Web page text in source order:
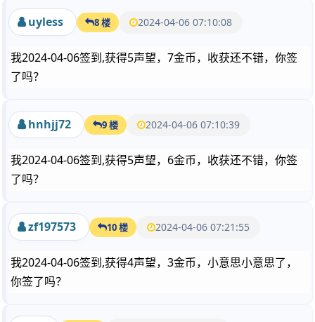
uyless 8 楼 2024-04-06 07:10:08
我2024-04-06签到,获得5声望，7金币，收获还不错，你签
了吗？
hnhjj72 9 楼 2024-04-06 07:10:39
我2024-04-06签到,获得5声望，6金币，收获还不错，你签
了吗？
zf197573 10 楼 2024-04-06 07:21:55
我2024-04-06签到,获得4声望，3金币，小意思小意思了，
你签了吗？